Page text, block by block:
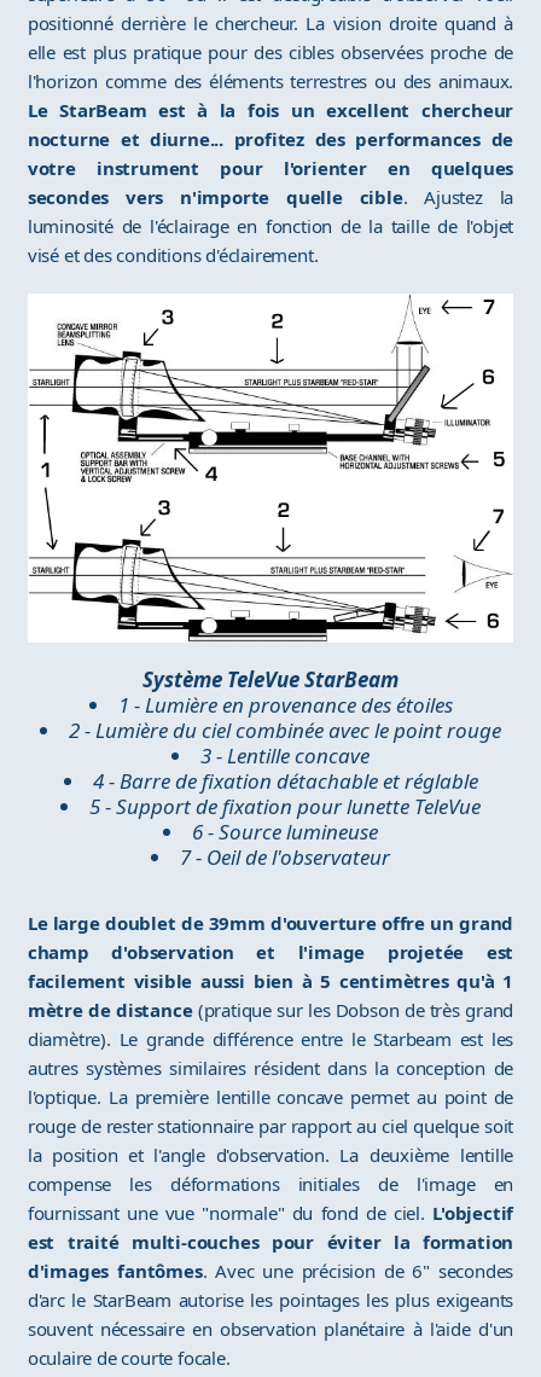
positionné derrière le chercheur. La vision droite quand à
elle est plus pratique pour des cibles observées proche de
l'horizon comme des éléments terrestres ou des animaux.
Le StarBeam est à la fois un excellent chercheur
nocturne et diurne... profitez des performances de
votre instrument pour l'orienter en quelques
secondes vers n'importe quelle cible. Ajustez la
luminosité de l'éclairage en fonction de la taille de l'objet
visé et des conditions d'éclairement.
Système TeleVue StarBeam
1 - Lumière en provenance des étoiles
2 - Lumière du ciel combinée avec le point rouge
3 - Lentille concave
4 - Barre de fixation détachable et réglable
5 - Support de fixation pour lunette TeleVue
6 - Source lumineuse
7 - Oeil de l'observateur
Le large doublet de 39mm d'ouverture offre un grand
champ d'observation et l'image projetée est
facilement visible aussi bien à 5 centimètres qu'à 1
mètre de distance(pratique sur les Dobson de très grand
diamètre). Le grande différence entre le Starbeam est les
autres systèmes similaires résident dans la conception de
l'optique. La première lentille concave permet au point de
rouge de rester stationnaire par rapport au ciel quelque soit
la position et l'angle d'observation. La deuxième lentille
compense les déformations initiales de l'image en
fournissant une vue "normale" du fond de ciel. L'objectif
est traité multi-couches pour éviter la formation
d'images fantômes. Avec une précision de 6" secondes
d'arc le StarBeam autorise les pointages les plus exigeants
souvent nécessaire en observation planétaire à l'aide d'un
oculaire de courte focale.